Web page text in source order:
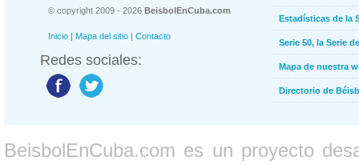
© copyright 2009 - 2026 BeisbolEnCuba.com
Inicio | Mapa del sitio | Contacto
Redes sociales:
Estadísticas de la
Serie 50, la Serie
Mapa de nuestra
Directorio de
BeisbolEnCuba.com es un proyecto